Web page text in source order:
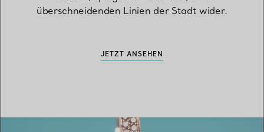
überschneidenden Linien der Stadt wider.
JETZT ANSEHEN